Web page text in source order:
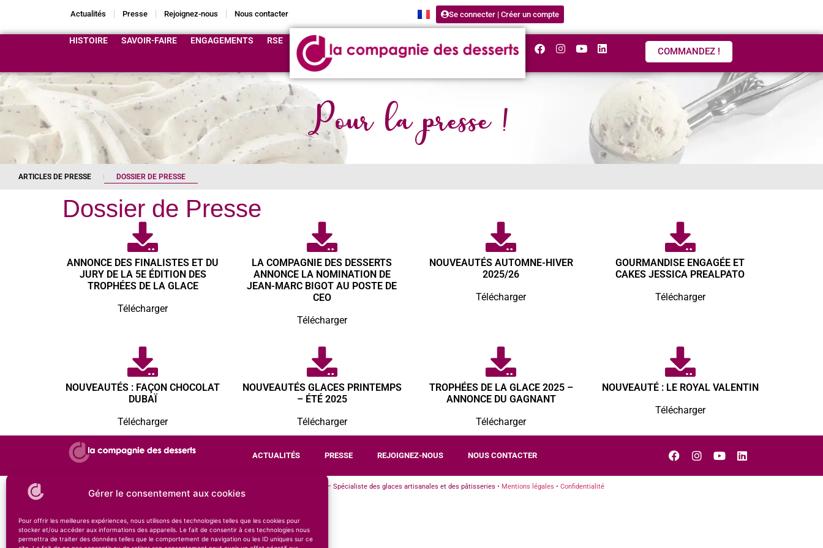
Gérer le consentement aux cookies
Pour offrir les meilleures expériences, nous utilisons des technologies telles que les cookies pour
stocker et/ou accéder aux informations des appareils. Le fait de consentir à ces technologies nous
permettra de traiter des données telles que le comportement de navigation ou les ID uniques sur ce
Actualités Presse Rejoignez-nous Nous contacter Se connecter | Créer un compte
HISTOIRE SAVOIR-FAIRE ENGAGEMENTS RSE
COMMANDEZ !
Pour la presse !
ARTICLES DE PRESSE DOSSIER DE PRESSE
Dossier de Presse
ANNONCE DES FINALISTES ET DU
JURY DE LA 5E ÉDITION DES
TROPHÉES DE LA GLACE
Télécharger
LA COMPAGNIE DES DESSERTS
ANNONCE LA NOMINATION DE
JEAN-MARC BIGOT AU POSTE DE
CEO
Télécharger
NOUVEAUTÉS AUTOMNE-HIVER
2025/26
Télécharger
GOURMANDISE ENGAGÉE ET
CAKES JESSICA PREALPATO
Télécharger
NOUVEAUTÉS : FAÇON CHOCOLAT
DUBAÏ
Télécharger
NOUVEAUTÉS GLACES PRINTEMPS
– ÉTÉ 2025
Télécharger
TROPHÉES DE LA GLACE 2025 –
ANNONCE DU GAGNANT
Télécharger
NOUVEAUTÉ : LE ROYAL VALENTIN
Télécharger
ACTUALITÉS PRESSE REJOIGNEZ-NOUS NOUS CONTACTER
© 2026 – Compagnie des Desserts – Spécialiste des glaces artisanales et des pâtisseries • Mentions légales • Confidentialité